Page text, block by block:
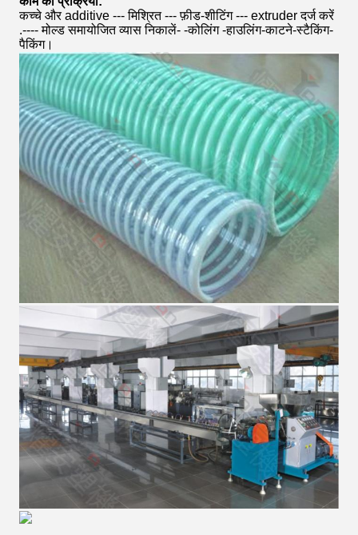
कच्चे और additive --- मिश्रित --- फ़ीड-शीटिंग --- extruder दर्ज करें
.---- मोल्ड समायोजित व्यास निकालें- -कोलिंग -हाउलिंग-काटने-स्टैकिंग-
पैकिंग।